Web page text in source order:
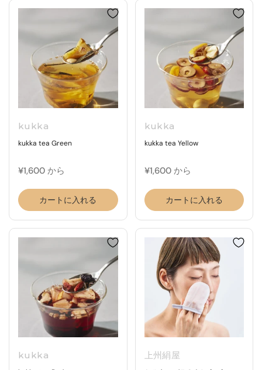
kukka
kukka tea Green
¥1,600 から
カートに入れる
kukka
kukka tea Yellow
¥1,600 から
カートに入れる
kukka 上州絹屋